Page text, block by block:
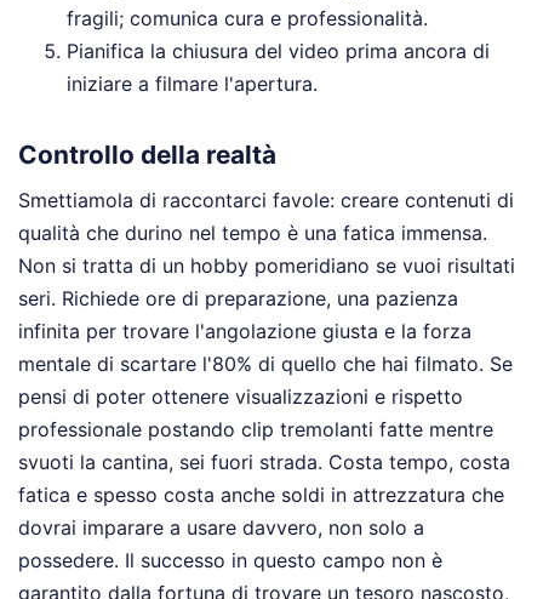
fragili; comunica cura e professionalità.
Pianifica la chiusura del video prima ancora di
iniziare a filmare l'apertura.
Controllo della realtà
Smettiamola di raccontarci favole: creare contenuti di
qualità che durino nel tempo è una fatica immensa.
Non si tratta di un hobby pomeridiano se vuoi risultati
seri. Richiede ore di preparazione, una pazienza
infinita per trovare l'angolazione giusta e la forza
mentale di scartare l'80% di quello che hai filmato. Se
pensi di poter ottenere visualizzazioni e rispetto
professionale postando clip tremolanti fatte mentre
svuoti la cantina, sei fuori strada. Costa tempo, costa
fatica e spesso costa anche soldi in attrezzatura che
dovrai imparare a usare davvero, non solo a
possedere. Il successo in questo campo non è
garantito dalla fortuna di trovare un tesoro nascosto,